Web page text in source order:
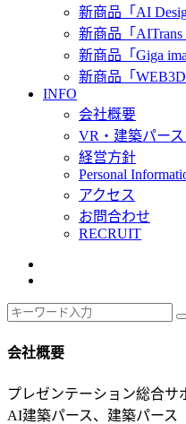
新商品「AI
新商品「AITrans
新商品「Giga
新商品「WEB3D
INFO
会社概要
VR・建築パー
経営方針
Personal
アクセス
お問合わせ
RECRUIT
会社概要
プレゼンテーション総合サ
AI建築パース、建築パース